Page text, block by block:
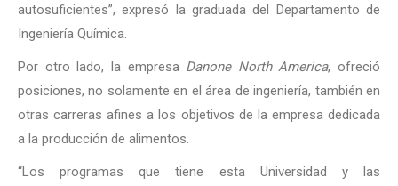
autosuficientes”, expresó la graduada del Departamento de
Ingeniería Química.
Por otro lado, la empresa Danone North America, ofreció
posiciones, no solamente en el área de ingeniería, también en
otras carreras afines a los objetivos de la empresa dedicada
a la producción de alimentos.
“Los programas que tiene esta Universidad y las